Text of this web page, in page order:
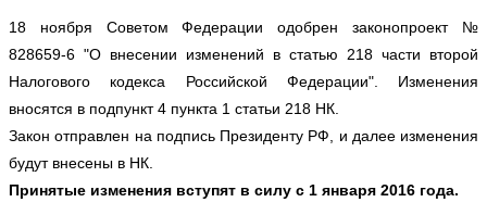
18 ноября Советом Федерации одобрен законопроект №
828659-6 "О внесении изменений в статью 218 части второй
Налогового кодекса Российской Федерации". Изменения
вносятся в подпункт 4 пункта 1 статьи 218 НК.
Закон отправлен на подпись Президенту РФ, и далее изменения
будут внесены в НК.
Принятые изменения вступят в силу с 1 января 2016 года.